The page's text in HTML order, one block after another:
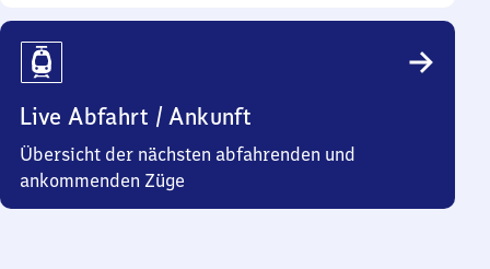
Live Abfahrt / Ankunft
Übersicht der nächsten abfahrenden und
ankommenden Züge